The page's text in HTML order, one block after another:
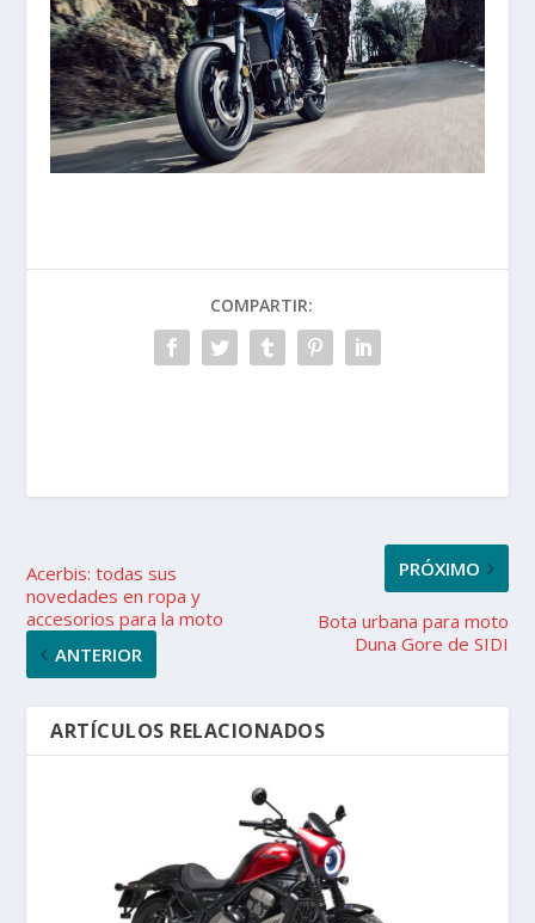
COMPARTIR:
Acerbis: todas sus
novedades en ropa y
accesorios para la moto
ANTERIOR
PRÓXIMO
Bota urbana para moto
Duna Gore de SIDI
ARTÍCULOS RELACIONADOS